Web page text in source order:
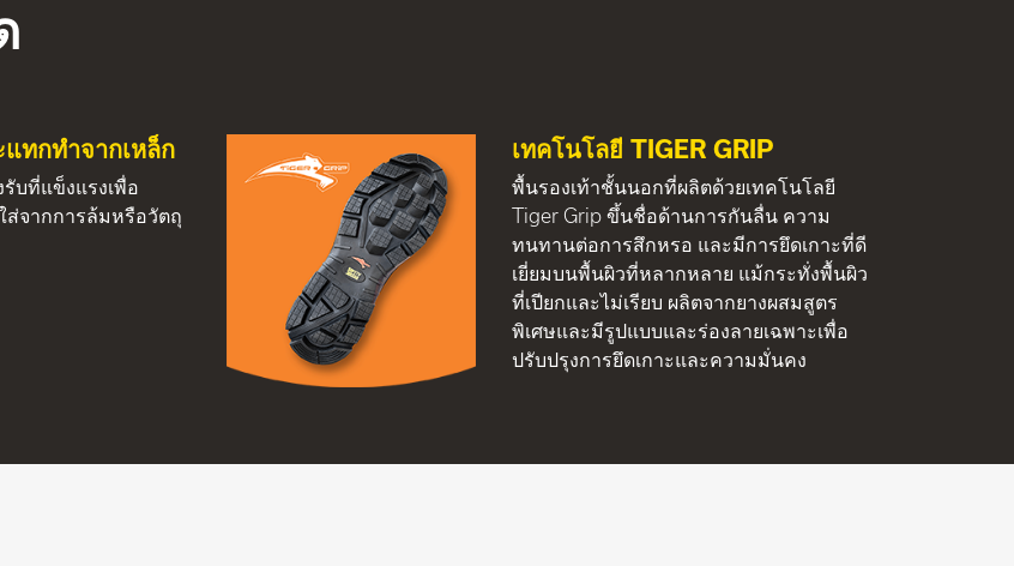
แทกทำจากเหล็ก
บที่แข็งแรงเพื่อ
ส่จากการล้มหรือวัตถุ
เทคโนโลยี TIGER GRIP
พื้นรองเท้าชั้นนอกที่ผลิตด้วยเทคโนโลยี
Tiger Grip ขึ้นชื่อด้านการกันลื่น ความ
ทนทานต่อการสึกหรอ และมีการยึดเกาะที่ดี
เยี่ยมบนพื้นผิวที่หลากหลาย แม้กระทั่งพื้นผิว
ที่เปียกและไม่เรียบ ผลิตจากยางผสมสูตร
พิเศษและมีรูปแบบและร่องลายเฉพาะเพื่อ
ปรับปรุงการยึดเกาะและความมั่นคง